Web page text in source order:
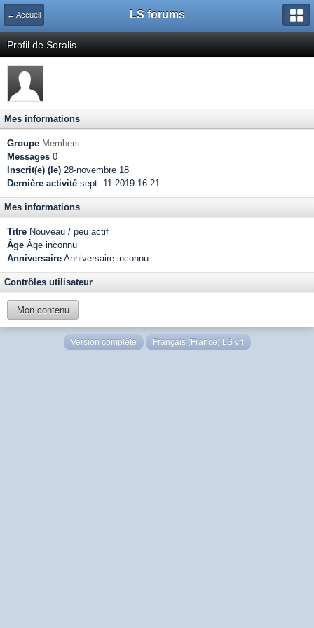
← Accueil LS forums
Profil de Soralis
Mes informations
Groupe Members
Messages 0
Inscrit(e) (le) 28-novembre 18
Dernière activité sept. 11 2019 16:21
Mes informations
Titre Nouveau / peu actif
Âge Âge inconnu
Anniversaire Anniversaire inconnu
Contrôles utilisateur
Mon contenu
Version complète Français (France) LS v4